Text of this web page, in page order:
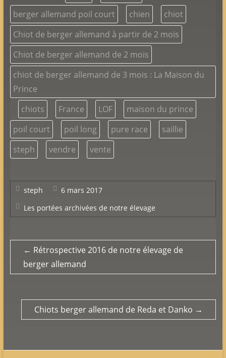
berger allemand poil court
chien
chiot
Chiot de berger allemand à partir de 2 mois
Chiot de berger allemand de 2 mois
chiot de berger allemand de 3 mois : La Maison du
Prince
chiots
France LOF
maison du prince
poil court
poil long pure race
saillie
steph
vendre vente
steph
6 mars 2017
Les portées archivées de notre élevage
← Rétrospective 2016 de notre élevage de
berger allemand
Chiots berger allemand de Reda et Danko →